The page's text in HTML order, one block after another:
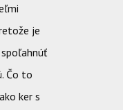
je
Čo to
ker s